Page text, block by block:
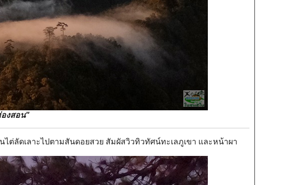
องสอน"
ลัดเลาะไปตามสันดอยสวย สัมผัสวิวทิวทัศน์ทะเลภูเขา และหน้าผา